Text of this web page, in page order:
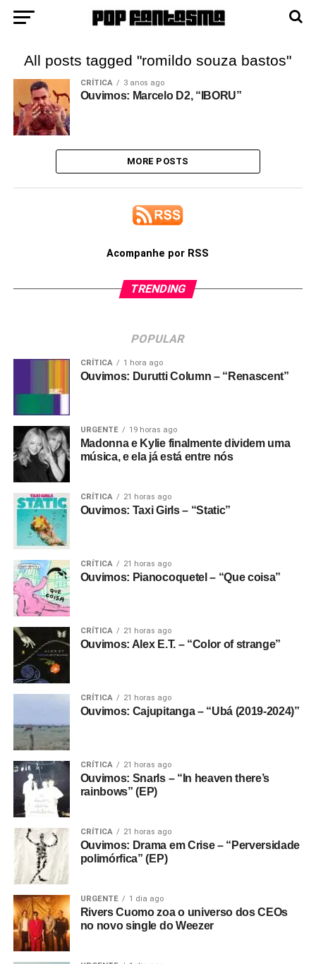
All posts tagged "romildo souza bastos"
CRÍTICA 3 anos ago
Ouvimos: Marcelo D2, “IBORU”
MORE POSTS
Acompanhe por RSS
TRENDING
POPULAR
CRÍTICA 1 hora ago
Ouvimos: Durutti Column – “Renascent”
URGENTE 19 horas ago
Madonna e Kylie finalmente dividem uma
música, e ela já está entre nós
CRÍTICA 21 horas ago
Ouvimos: Taxi Girls – “Static”
CRÍTICA 21 horas ago
Ouvimos: Pianocoquetel – “Que coisa”
CRÍTICA 21 horas ago
Ouvimos: Alex E.T. – “Color of strange”
CRÍTICA 21 horas ago
Ouvimos: Cajupitanga – “Ubá (2019-2024)”
CRÍTICA 21 horas ago
Ouvimos: Snarls – “In heaven there’s
rainbows” (EP)
CRÍTICA 21 horas ago
Ouvimos: Drama em Crise – “Perversidade
polimórfica” (EP)
URGENTE 1 dia ago
Rivers Cuomo zoa o universo dos CEOs
no novo single do Weezer